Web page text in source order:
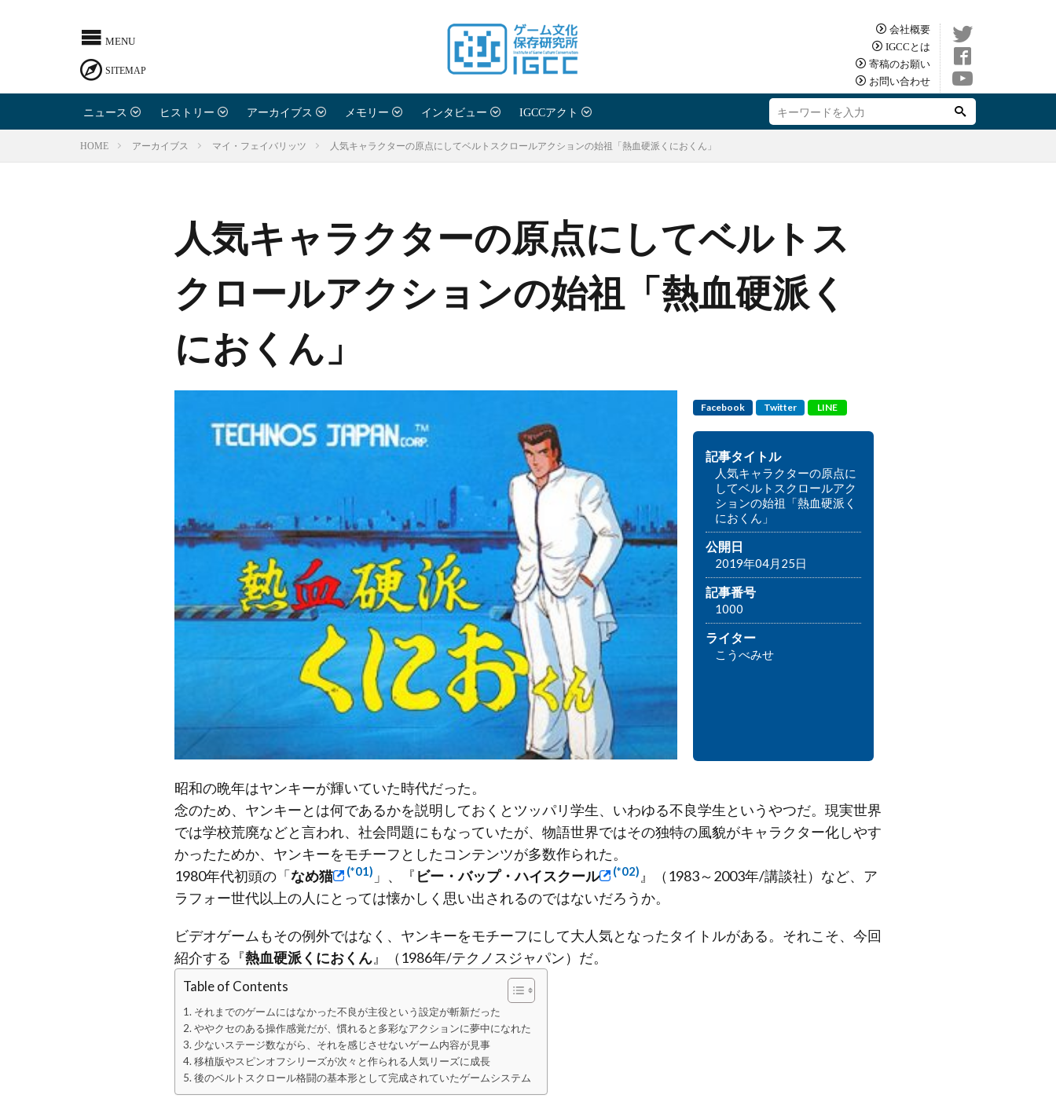
会社概要
IGCCとは
寄稿のお願い
お問い合わせ
ニュース ヒストリー アーカイブス メモリー インタビュー IGCCアクト
HOME アーカイブス マイ・フェイバリッツ 人気キャラクターの原点にしてベルトスクロールアクションの始祖「熱血硬派くにおくん」
人気キャラクターの原点にしてベルトス
クロールアクションの始祖「熱血硬派く
におくん」
Facebook Twitter LINE
記事タイトル
人気キャラクターの原点に
してベルトスクロールアク
ションの始祖「熱血硬派く
におくん」
公開日
2019年04月25日
記事番号
1000
ライター
こうべみせ
昭和の晩年はヤンキーが輝いていた時代だった。
念のため、ヤンキーとは何であるかを説明しておくとツッパリ学生、いわゆる不良学生というやつだ。現実世界
では学校荒廃などと言われ、社会問題にもなっていたが、物語世界ではその独特の風貌がキャラクター化しやす
かったためか、ヤンキーをモチーフとしたコンテンツが多数作られた。
1980年代初頭の「なめ猫 (*01) 」、『 ビー・バップ・ハイスクール (*02) 』（1983～2003年/講談社）など、ア
ラフォー世代以上の人にとっては懐かしく思い出されるのではないだろうか。
ビデオゲームもその例外ではなく、ヤンキーをモチーフにして大人気となったタイトルがある。それこそ、今回
紹介する『熱血硬派くにおくん 』（1986年/テクノスジャパン）だ。
Table of Contents
それまでのゲームにはなかった不良が主役という設定が斬新だった
ややクセのある操作感覚だが、慣れると多彩なアクションに夢中になれた
少ないステージ数ながら、それを感じさせないゲーム内容が見事
移植版やスピンオフシリーズが次々と作られる人気リーズに成長
後のベルトスクロール格闘の基本形として完成されていたゲームシステム